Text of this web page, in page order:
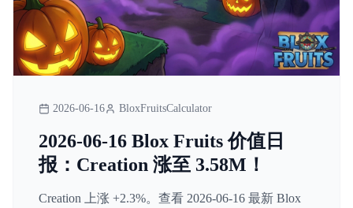
2026-06-16 BloxFruitsCalculator
2026-06-16 Blox Fruits 价值日
报：Creation 涨至 3.58M！
Creation 上涨 +2.3%。查看 2026-06-16 最新 Blox